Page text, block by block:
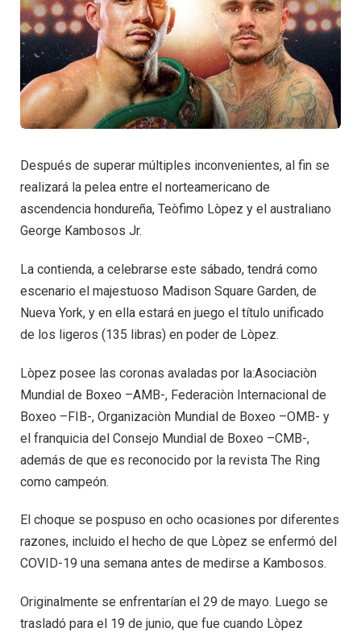
Después de superar múltiples inconvenientes, al fin se
realizará la pelea entre el norteamericano de
ascendencia hondureña, Teòfimo Lòpez y el australiano
George Kambosos Jr.
La contienda, a celebrarse este sábado, tendrá como
escenario el majestuoso Madison Square Garden, de
Nueva York, y en ella estará en juego el título unificado
de los ligeros (135 libras) en poder de Lòpez.
Lòpez posee las coronas avaladas por la:Asociaciòn
Mundial de Boxeo –AMB-, Federaciòn Internacional de
Boxeo –FIB-, Organizaciòn Mundial de Boxeo –OMB- y
el franquicia del Consejo Mundial de Boxeo –CMB-,
además de que es reconocido por la revista The Ring
como campeón.
El choque se pospuso en ocho ocasiones por diferentes
razones, incluido el hecho de que Lòpez se enfermó del
COVID-19 una semana antes de medirse a Kambosos.
Originalmente se enfrentarían el 29 de mayo. Luego se
trasladó para el 19 de junio, que fue cuando Lòpez